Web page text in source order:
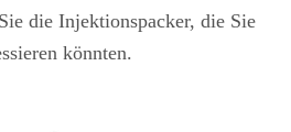
die Injektionspacker, die Sie
könnten.